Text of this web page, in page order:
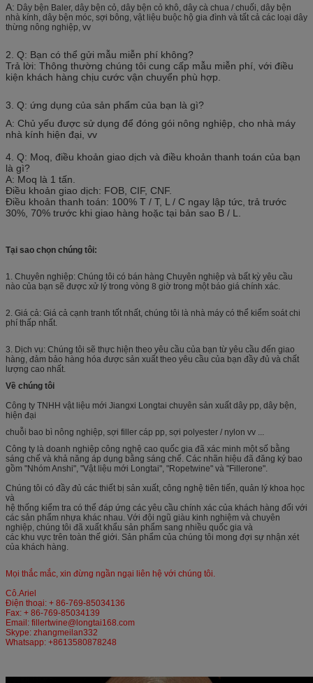
A: Dây bện Baler, dây bện cỏ, dây bện cỏ khô, dây cà chua / chuối, dây bện
nhà kính, dây bện móc, sợi bông, vật liệu buộc hộ gia đình và tất cả các loại dây
thừng nông nghiệp, vv
2. Q: Bạn có thể gửi mẫu miễn phí không?
Trả lời: Thông thường chúng tôi cung cấp mẫu miễn phí, với điều
kiện khách hàng chịu cước vận chuyển phù hợp.
3. Q: ứng dụng của sản phẩm của bạn là gì?
A: Chủ yếu được sử dụng để đóng gói nông nghiệp, cho nhà máy
nhà kính hiện đại, vv
4. Q: Moq, điều khoản giao dịch và điều khoản thanh toán của bạn
là gì?
A: Moq là 1 tấn.
Điều khoản giao dịch: FOB, CIF, CNF.
Điều khoản thanh toán: 100% T / T, L / C ngay lập tức, trả trước
30%, 70% trước khi giao hàng hoặc tại bản sao B / L.
Tại sao chọn chúng tôi:
1. Chuyên nghiệp: Chúng tôi có bán hàng Chuyên nghiệp và bất kỳ yêu cầu
nào của bạn sẽ được xử lý trong vòng 8 giờ trong một báo giá chính xác.
2. Giá cả: Giá cả cạnh tranh tốt nhất, chúng tôi là nhà máy có thể kiểm soát chi
phí thấp nhất.
3. Dịch vụ: Chúng tôi sẽ thực hiện theo yêu cầu của bạn từ yêu cầu đến giao
hàng, đảm bảo hàng hóa được sản xuất theo yêu cầu của bạn đầy đủ và chất
lượng cao nhất.
Về chúng tôi
Công ty TNHH vật liệu mới Jiangxi Longtai chuyên sản xuất dây pp, dây bện,
hiện đại
chuỗi bao bì nông nghiệp, sợi filler cáp pp, sợi polyester / nylon vv ...
Công ty là doanh nghiệp công nghệ cao quốc gia đã xác minh một số bằng
sáng chế và khả năng áp dụng bằng sáng chế. Các nhãn hiệu đã đăng ký bao
gồm "Nhóm Anshi", "Vật liệu mới Longtai", "Ropetwine" và "Fillerone".
Chúng tôi có đầy đủ các thiết bị sản xuất, công nghệ tiên tiến, quản lý khoa học
và
hệ thống kiểm tra có thể đáp ứng các yêu cầu chính xác của khách hàng đối với
các sản phẩm nhựa khác nhau. Với đội ngũ giàu kinh nghiệm và chuyên
nghiệp, chúng tôi đã xuất khẩu sản phẩm sang nhiều quốc gia và
các khu vực trên toàn thế giới. Sản phẩm của chúng tôi mong đợi sự nhận xét
của khách hàng.
Mọi thắc mắc, xin đừng ngần ngại liên hệ với chúng tôi.
Cô.Ariel
Điện thoại: + 86-769-85034136
Fax: + 86-769-85034139
Email: fillertwine@longtai168.com
Skype: zhangmeilan332
Whatsapp: +8613580878248